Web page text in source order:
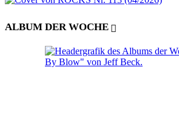
ALBUM DER WOCHE